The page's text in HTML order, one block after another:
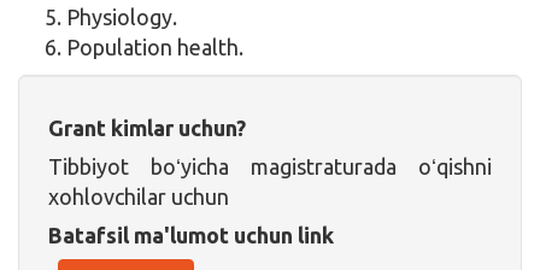
Physiology.
Population health.
Grant kimlar uchun?
Tibbiyot boʻyicha magistraturada oʻqishni
xohlovchilar uchun
Batafsil ma'lumot uchun link